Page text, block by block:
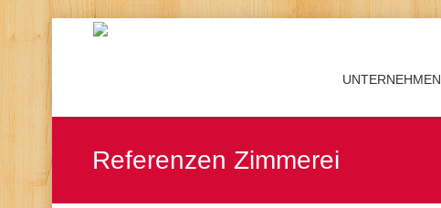
UNTERNEHMEN
Referenzen Zimmerei